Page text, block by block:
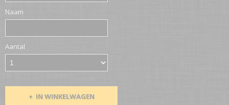
Naam
Aantal
IN WINKELWAGEN